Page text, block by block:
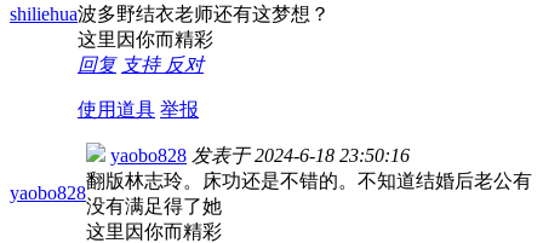
shiliehua波多野结衣老师还有这梦想？
这里因你而精彩
回复 支持 反对
使用道具 举报
yaobo828
yaobo828 发表于2024-6-18 23:50:16
翻版林志玲。床功还是不错的。不知道结婚后老公有
没有满足得了她
这里因你而精彩